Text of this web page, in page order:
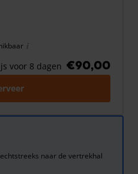
voor 8 dagen €90,00
naar de vertrekhal